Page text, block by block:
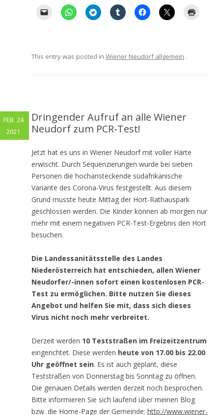
This entry was posted in Wiener Neudorf allgemein .
Dringender Aufruf an alle Wiener
Neudorf zum PCR-Test!
Jetzt hat es uns in Wiener Neudorf mit voller Härte
erwischt. Durch Sequenzierungen wurde bei sieben
Personen die hochansteckende südafrikanische
Variante des Corona-Virus festgestellt. Aus diesem
Grund musste heute Mittag der Hort-Rathauspark
geschlossen werden. Die Kinder können ab morgen nur
mehr mit einem negativen PCR-Test-Ergebnis den Hort
besuchen.
Die Landessanitätsstelle des Landes
Niederösterreich hat entschieden, allen Wiener
Neudorfer/-innen sofort einen kostenlosen PCR-
Test zu ermöglichen. Bitte nutzen Sie dieses
Angebot und helfen Sie mit, dass sich dieses
Virus nicht noch mehr verbreitet.
Derzeit werden 10 Teststraßen im Freizeitzentrum
eingerichtet. Diese werden heute von 17.00 bis 22.00
Uhr geöffnet sein. Es ist auch geplant, diese
Teststraßen von Donnerstag bis Sonntag zu öffnen.
Die genauen Details werden derzeit noch besprochen.
Bitte informieren Sie sich laufend über meinen Blog
bzw. die Home-Page der Gemeinde: http://www.wiener-
FEB. 24
2021